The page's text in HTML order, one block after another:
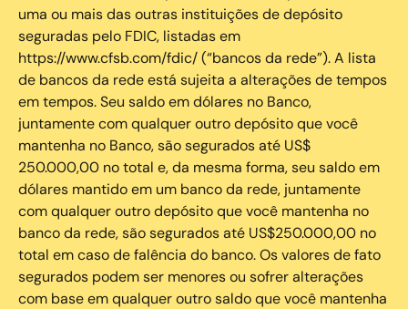
uma ou mais das outras instituições de depósito
seguradas pelo FDIC, listadas em
https://www.cfsb.com/fdic/ (“bancos da rede”). A lista
de bancos da rede está sujeita a alterações de tempos
em tempos. Seu saldo em dólares no Banco,
juntamente com qualquer outro depósito que você
mantenha no Banco, são segurados até US$
250.000,00 no total e, da mesma forma, seu saldo em
dólares mantido em um banco da rede, juntamente
com qualquer outro depósito que você mantenha no
banco da rede, são segurados até US$250.000,00 no
total em caso de falência do banco. Os valores de fato
segurados podem ser menores ou sofrer alterações
com base em qualquer outro saldo que você mantenha